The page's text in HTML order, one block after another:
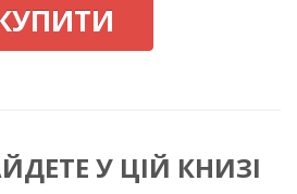
У ЦІЙ КНИЗІ